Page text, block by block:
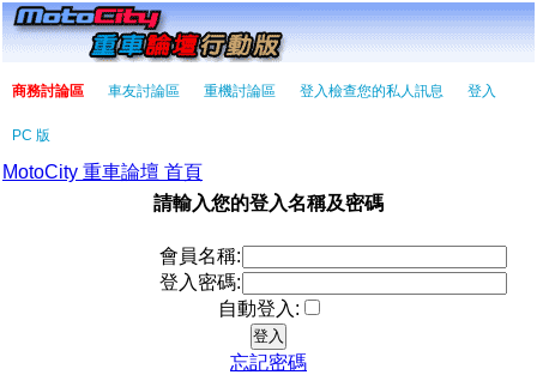
商務討論區 車友討論區 重機討論區 登入檢查您的私人訊息 登入
PC 版
MotoCity 重車論壇 首頁
請輸入您的登入名稱及密碼
會員名稱:
登入密碼:
自動登入:
忘記密碼